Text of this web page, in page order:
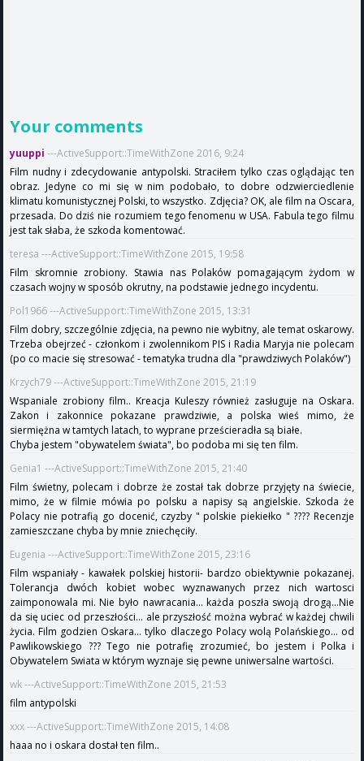
Your comments
yuuppi ---ActiveSupport::TimeWithZone 2016, 9:24
Film nudny i zdecydowanie antypolski. Straciłem tylko czas oglądając ten
obraz. Jedyne co mi się w nim podobało, to dobre odzwierciedlenie
klimatu komunistycznej Polski, to wszystko. Zdjęcia? OK, ale film na Oscara,
przesada. Do dziś nie rozumiem tego fenomenu w USA. Fabula tego filmu
jest tak słaba, że szkoda komentować.
teresa ---ActiveSupport::TimeWithZone 2015, 19:58
Film skromnie zrobiony. Stawia nas Polaków pomagającym żydom w
czasach wojny w sposób okrutny, na podstawie jednego incydentu.
Pol1966 ---ActiveSupport::TimeWithZone 2015, 13:31
Film dobry, szczególnie zdjęcia, na pewno nie wybitny, ale temat oskarowy.
Trzeba obejrzeć - członkom i zwolennikom PIS i Radia Maryja nie polecam
(po co macie się stresować - tematyka trudna dla "prawdziwych Polaków")
Krzych79 ---ActiveSupport::TimeWithZone 2015, 21:19
Wspaniale zrobiony film.. Kreacja Kuleszy również zasługuje na Oskara.
Zakon i zakonnice pokazane prawdziwie, a polska wieś mimo, że
siermiężna w tamtych latach, to wyprane prześcieradła są białe.
Chyba jestem "obywatelem świata", bo podoba mi się ten film.
Genia1 ---ActiveSupport::TimeWithZone 2015, 21:40
Film świetny, polecam i dobrze że został tak dobrze przyjęty na świecie,
mimo, że w filmie mówia po polsku a napisy są angielskie. Szkoda że
Polacy nie potrafią go docenić, czyzby " polskie piekiełko " ???? Recenzje
zamieszczane chyba by mnie zniechęciły.
Eugenia ---ActiveSupport::TimeWithZone 2015, 23:16
Film wspaniały - kawałek polskiej historii- bardzo obiektywnie pokazanej.
Tolerancja dwóch kobiet wobec wyznawanych przez nich wartosci
zaimponowala mi. Nie było nawracania... każda poszła swoją drogą...Nie
da się uciec od przeszłości... ale przyszłość można wybrać w każdej chwili
życia. Film godzien Oskara... tylko dlaczego Polacy wolą Polańskiego... od
Pawlikowskiego ??? Tego nie potrafię zrozumieć, bo jestem i Polka i
Obywatelem Swiata w którym wyznaje się pewne uniwersalne wartości.
wk ---ActiveSupport::TimeWithZone 2015, 21:53
film antypolski
xxx ---ActiveSupport::TimeWithZone 2015, 14:08
haaa no i oskara dostał ten film..